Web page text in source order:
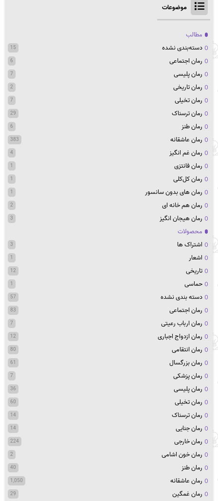
موضوعات
مطالب
دسته‌بندی نشده
15
رمان اجتماعی 6
رمان پلیسی 7
رمان تاریخی 2
رمان تخیلی 7
رمان ترسناک 29
رمان طنز 6
رمان عاشقانه 383
رمان غم انگیز 4
رمان فانتزی 1
رمان کل‌کلی 1
رمان های بدون سانسور 1
رمان هم خانه ای 2
رمان هیجان انگیز 3
محصولات
اشتراک ها
3
اشعار 1
تاریخی 12
حماسی 1
دسته بندی نشده 57
رمان اجتماعی 83
رمان ارباب رعیتی 7
رمان ازدواج اجباری 12
رمان انتقامی 80
رمان بزرگسال 61
رمان پزشکی 7
رمان پلیسی 36
رمان تخیلی 60
رمان ترسناک 14
رمان جنایی 14
رمان خارجی 224
رمان خون اشامی 2
رمان طنز 40
رمان عاشقانه 1,050
رمان غمگین 29